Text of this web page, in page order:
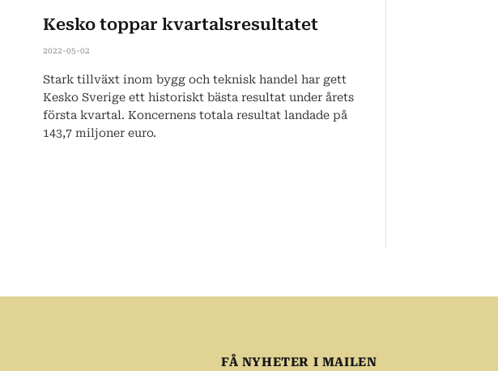
Kesko toppar kvartalsresultatet
2022-05-02
Stark tillväxt inom bygg och teknisk handel har gett
Kesko Sverige ett historiskt bästa resultat under årets
första kvartal. Koncernens totala resultat landade på
143,7 miljoner euro.
FÅ NYHETER I MAILEN